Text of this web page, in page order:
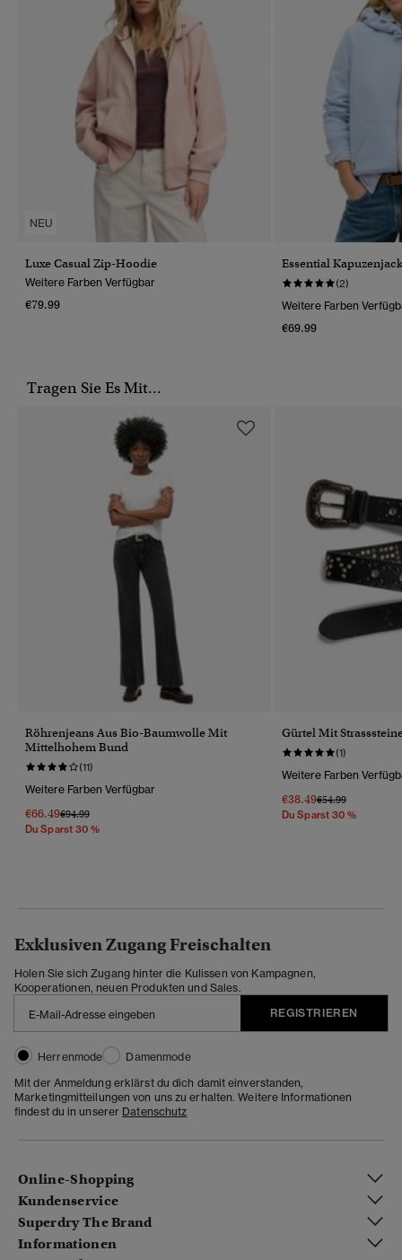
NEU
Luxe Casual Zip-Hoodie
Weitere Farben Verfügbar
€79.99
Essential
(2)
Weitere Farben
€69.99
Tragen Sie Es Mit...
Röhrenjeans Aus Bio-Baumwolle Mit
Mittelhohem Bund
(11)
Weitere Farben Verfügbar
€66.49Preis Wurde Reduziert Von
€94.99Bis
Du Sparst 30 %
Gürtel Mit
(1)
Weitere Farben
€38.49Preis Wurde
€54.99Bis
Du Sparst 30 %
Exklusiven Zugang Freischalten
Holen Sie sich Zugang hinter die Kulissen von Kampagnen,
Kooperationen, neuen Produkten und Sales.
REGISTRIEREN
Herrenmode
Damenmode
Mit der Anmeldung erklärst du dich damit einverstanden,
Marketingmitteilungen von uns zu erhalten. Weitere Informationen
findest du in unserer Datenschutz
Online-Shopping
Kundenservice
Superdry The Brand
Informationen